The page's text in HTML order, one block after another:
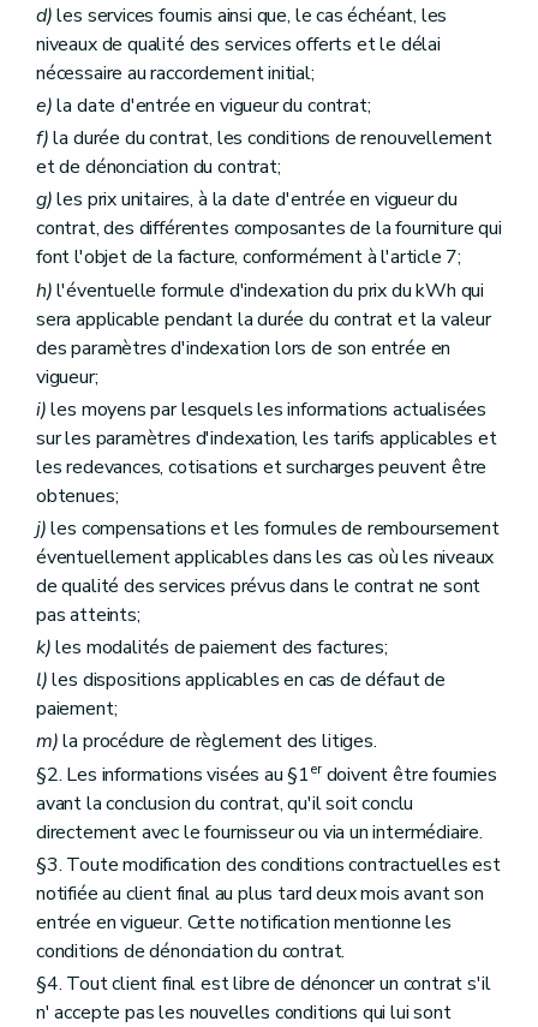
d)les services fournis ainsi que, le cas échéant, les
niveaux de qualité des services offerts et le délai
nécessaire au raccordement initial;
e)la date d'entrée en vigueur du contrat;
f)la durée du contrat, les conditions de renouvellement
et de dénonciation du contrat;
g)les prix unitaires, à la date d'entrée en vigueur du
contrat, des différentes composantes de la fourniture qui
font l'objet de la facture, conformément à l'article 7;
h)l'éventuelle formule d'indexation du prix du kWh qui
sera applicable pendant la durée du contrat et la valeur
des paramètres d'indexation lors de son entrée en
vigueur;
i)les moyens par lesquels les informations actualisées
sur les paramètres d'indexation, les tarifs applicables et
les redevances, cotisations et surcharges peuvent être
obtenues;
j)les compensations et les formules de remboursement
éventuellement applicables dans les cas où les niveaux
de qualité des services prévus dans le contrat ne sont
pas atteints;
k)les modalités de paiement des factures;
l)les dispositions applicables en cas de défaut de
paiement;
m)la procédure de règlement des litiges.
§2. Les informations visées au §1erdoivent être fournies
avant la conclusion du contrat, qu'il soit conclu
directement avec le fournisseur ou via un intermédiaire.
§3. Toute modification des conditions contractuelles est
notifiée au client final au plus tard deux mois avant son
entrée en vigueur. Cette notification mentionne les
conditions de dénonciation du contrat.
§4. Tout client final est libre de dénoncer un contrat s'il
n' accepte pas les nouvelles conditions qui lui sont